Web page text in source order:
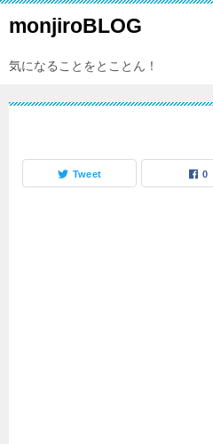
monjiroBLOG
気になることをとことん！
Tweet 0